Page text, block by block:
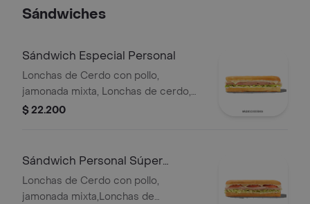
Sándwiches
Sándwich Especial Personal
Lonchas de Cerdo con pollo,
jamonada mixta, Lonchas de cerdo,
cordero y res, queso mozzarella,
$ 22.200
Sándwich Personal Súper
Especial
Lonchas de Cerdo con pollo,
jamonada mixta,Lonchas de